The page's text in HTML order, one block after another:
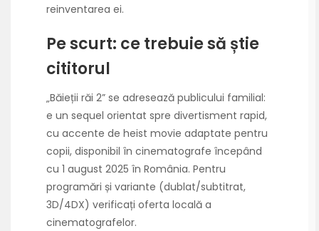
reinventarea ei.
Pe scurt: ce trebuie să știe
cititorul
„Băieții răi 2” se adresează publicului familial:
e un sequel orientat spre divertisment rapid,
cu accente de heist movie adaptate pentru
copii, disponibil în cinematografe începând
cu 1 august 2025 în România. Pentru
programări și variante (dublat/subtitrat,
3D/4DX) verificați oferta locală a
cinematografelor.